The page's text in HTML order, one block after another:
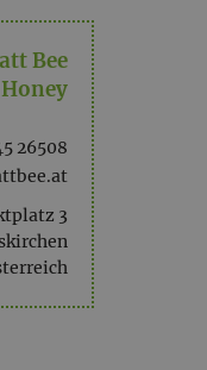
Bee
Honey
26508
3